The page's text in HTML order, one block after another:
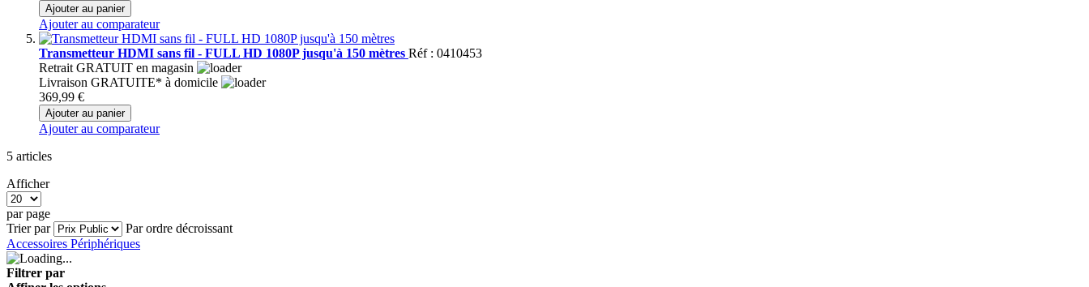
Ajouter au panier
Ajouter au comparateur
Transmetteur HDMI sans fil - FULL HD 1080P jusqu'à 150 mètres Réf : 0410453
Retrait GRATUIT en magasin
Livraison GRATUITE* à domicile
369,99 €
Ajouter au panier
Ajouter au comparateur
5 articles
Afficher
par page
Trier par
Par ordre décroissant
Accessoires Périphériques
Filtrer par